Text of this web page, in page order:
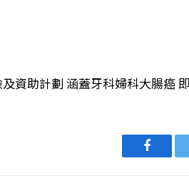
資助計劃 涵蓋牙科婦科大腸癌